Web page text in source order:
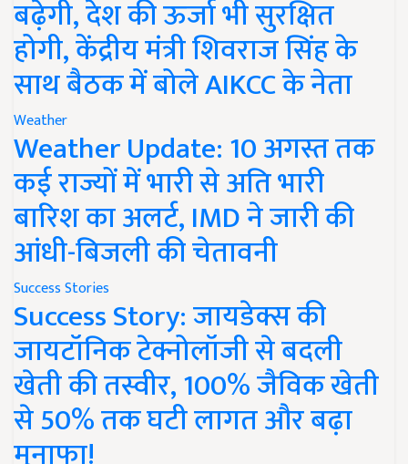
बढ़ेगी, देश की ऊर्जा भी सुरक्षित
होगी, केंद्रीय मंत्री शिवराज सिंह के
साथ बैठक में बोले AIKCC के नेता
Weather
Weather Update: 10 अगस्त तक
कई राज्यों में भारी से अति भारी
बारिश का अलर्ट, IMD ने जारी की
आंधी-बिजली की चेतावनी
Success Stories
Success Story: जायडेक्स की
जायटॉनिक टेक्नोलॉजी से बदली
खेती की तस्वीर, 100% जैविक खेती
से 50% तक घटी लागत और बढ़ा